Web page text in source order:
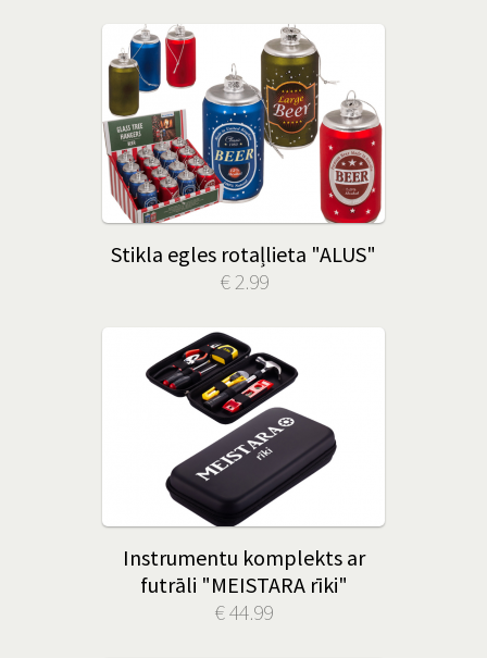
Stikla egles rotaļlieta "ALUS"
€ 2.99
Instrumentu komplekts ar
futrāli "MEISTARA rīki"
€ 44.99